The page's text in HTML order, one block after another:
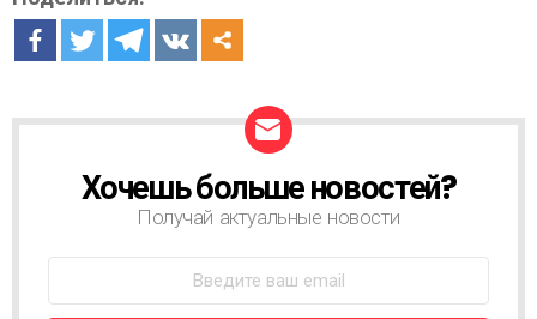
О
Т
Хочешь больше новостей?
Получай актуальные новости